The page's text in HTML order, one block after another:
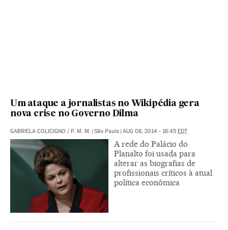
Um ataque a jornalistas no Wikipédia gera
nova crise no Governo Dilma
GABRIELA COLICIGNO / P. M. M. | São Paulo | AUG 08, 2014 - 16:45 EDT
A rede do Palácio do
Planalto foi usada para
alterar as biografias de
profissionais críticos à atual
política econômica